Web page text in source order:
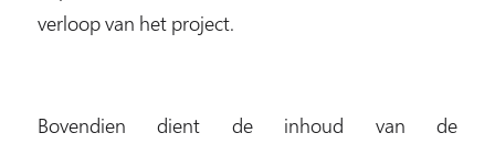
verloop van het project.
Bovendien dient de inhoud van de